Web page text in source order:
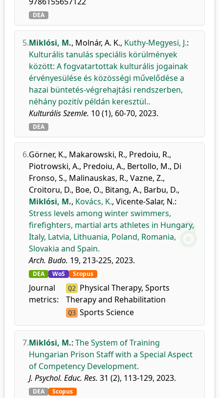
DEA
5.Miklósi, M., Molnár, A. K., Kuthy-Megyesi, J.:
Kulturális tanulás speciális körülmények
között: A fogvatartottak kulturális jogainak
érvényesülése és közösségi művelődése a
hazai büntetés-végrehajtási rendszerben,
néhány pozitív példán keresztül..
Kulturális Szemle. 10 (1), 60-70, 2023.
DEA
6.Görner, K., Makarowski, R., Predoiu, R.,
Piotrowski, A., Predoiu, A., Bertollo, M., Di
Fronso, S., Malinauskas, R., Vazne, Z.,
Croitoru, D., Boe, O., Bitang, A., Barbu, D.,
Miklósi, M., Kovács, K., Vicente-Salar, N.:
Stress levels among winter swimmers,
firefighters, martial arts athletes in Hungary,
Italy, Latvia, Lithuania, Poland, Romania,
Slovakia and Spain.
Arch. Budo. 19, 213-225, 2023.
DEA WoS Scopus
Journal
metrics:
Q2 Physical Therapy, Sports
Therapy and Rehabilitation
Q3 Sports Science
7.Miklósi, M.: The System of Training
Hungarian Prison Staff with a Special Aspect
of Competency Development.
J. Psychol. Educ. Res. 31 (2), 113-129, 2023.
DEA Scopus